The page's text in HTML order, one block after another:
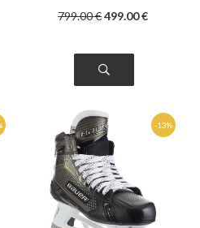
799.00€499.00€